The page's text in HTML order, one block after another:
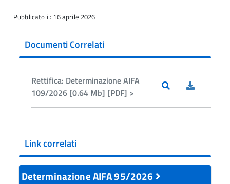
Pubblicato il: 16 aprile 2026
Documenti Correlati
Rettifica: Determinazione AIFA
109/2026 [0.64 Mb] [PDF] >
Link correlati
Determinazione AIFA 95/2026